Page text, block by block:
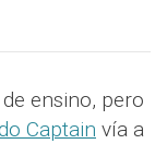
ensino, pero
Captain vía a